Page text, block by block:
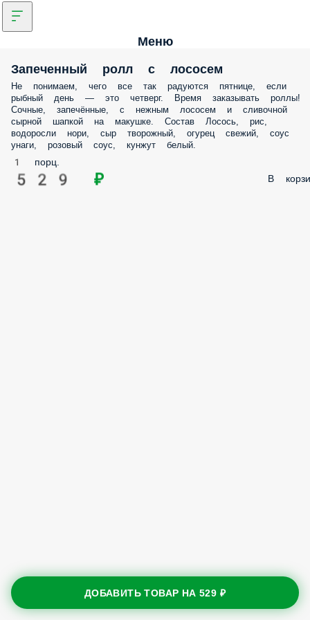
Меню
Запеченный ролл с лососем
Не понимаем, чего все так радуются пятнице, если
рыбный день — это четверг. Время заказывать роллы!
Сочные, запечённые, с нежным лососем и сливочной
сырной шапкой на макушке. Состав Лосось, рис,
водоросли нори, сыр творожный, огурец свежий, соус
унаги, розовый соус, кунжут белый.
1 порц.
529 ₽ В
ДОБАВИТЬ ТОВАР НА529 ₽